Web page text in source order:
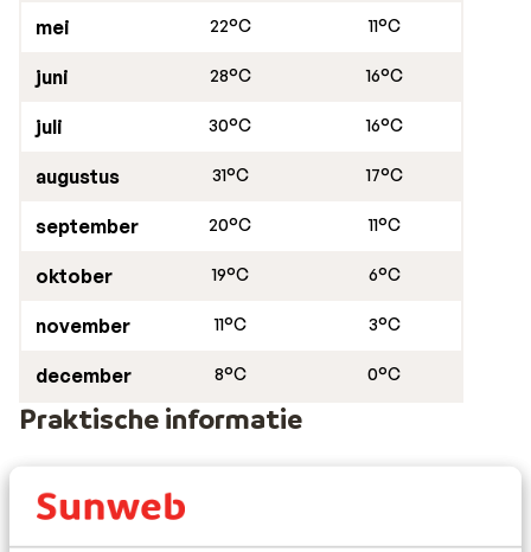
mei 22°C 11°C
juni 28°C 16°C
juli 30°C 16°C
augustus 31°C 17°C
september 20°C 11°C
oktober 19°C 6°C
november 11°C 3°C
december 8°C 0°C
Praktische informatie
De hoofdstad van Montenegro is Podgorica.